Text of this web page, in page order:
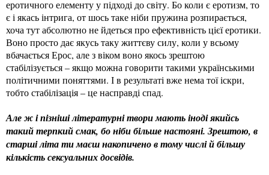
еротичного елементу у підході до світу. Бо коли є еротизм, то
є і якась інтрига, от шось таке ніби пружина розпирається,
хоча тут абсолютно не йдеться про ефективність цієї еротики.
Воно просто дає якусь таку життєву силу, коли у всьому
вбачається Ерос, але з віком воно якось зрештою
стабілізується – якщо можна говорити такими українськими
політичними поняттями. І в результаті вже нема тої іскри,
тобто стабілізація – це насправді спад.
Але ж і пізніші літературні твори мають іноді якийсь
такий терпкий смак, бо ніби більше настояні. Зрештою, в
старші літа ти маєш накопичено в тому числі й більшу
кількість сексуальних досвідів.